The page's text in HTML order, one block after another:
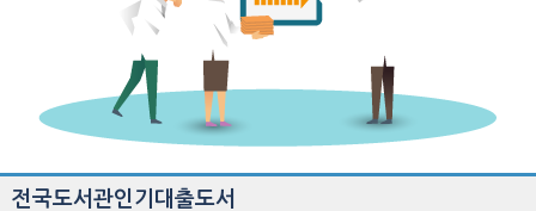
전국도서관인기대출도서